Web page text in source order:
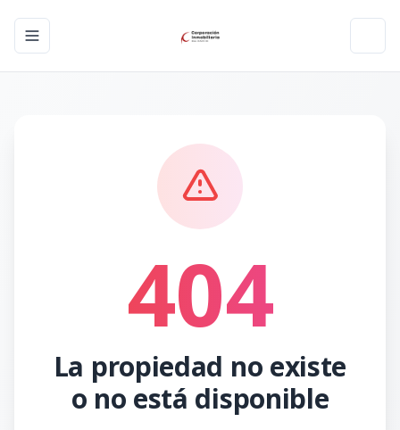
Toggle navigation menu
404
La propiedad no existe
o no está disponible